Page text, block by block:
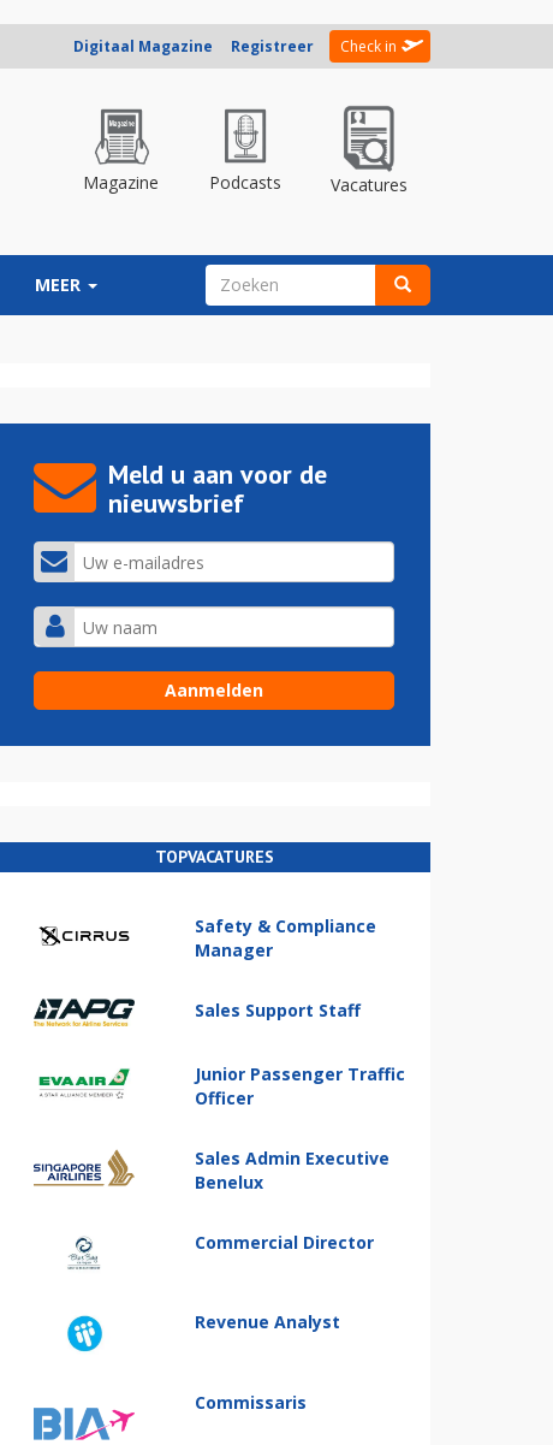
Digitaal Magazine Registreer Check in
Magazine Podcasts Vacatures
MEER ZOEKVELD
Meld u aan voor de
nieuwsbrief
TOPVACATURES
Safety & Compliance
Manager
Sales Support Staff
Junior Passenger Traffic
Officer
Sales Admin Executive
Benelux
Commercial Director
Revenue Analyst
Commissaris